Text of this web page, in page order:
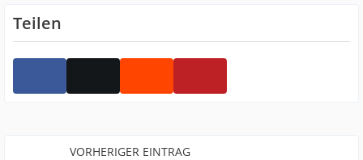
Teilen
VORHERIGER EINTRAG